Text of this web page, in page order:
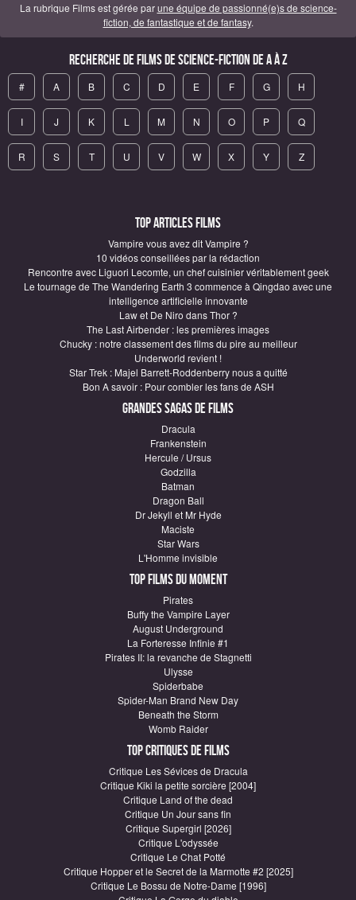
La rubrique Films est gérée parune équipe de passionné(e)s de science-
fiction, de fantastique et de fantasy.
Recherche de Films de science-fiction de A à Z
# A B C D E F G H
I J K L M N O P Q
R S T U V W X Y Z
Top articles Films
Vampire vous avez dit Vampire ?
10 vidéos conseillées par la rédaction
Rencontre avec Liguori Lecomte, un chef cuisinier véritablement geek
Le tournage de The Wandering Earth 3 commence à Qingdao avec une
intelligence artificielle innovante
Law et De Niro dans Thor ?
The Last Airbender : les premières images
Chucky : notre classement des films du pire au meilleur
Underworld revient !
Star Trek : Majel Barrett-Roddenberry nous a quitté
Bon A savoir : Pour combler les fans de ASH
Grandes sagas de Films
Dracula
Frankenstein
Hercule / Ursus
Godzilla
Batman
Dragon Ball
Dr Jekyll et Mr Hyde
Maciste
Star Wars
L'Homme invisible
Top Films du moment
Pirates
Buffy the Vampire Layer
August Underground
La Forteresse Infinie #1
Pirates II: la revanche de Stagnetti
Ulysse
Spiderbabe
Spider-Man Brand New Day
Beneath the Storm
Womb Raider
Top critiques de Films
Critique Les Sévices de Dracula
Critique Kiki la petite sorcière [2004]
Critique Land of the dead
Critique Un Jour sans fin
Critique Supergirl [2026]
Critique L'odyssée
Critique Le Chat Potté
Critique Hopper et le Secret de la Marmotte #2 [2025]
Critique Le Bossu de Notre-Dame [1996]